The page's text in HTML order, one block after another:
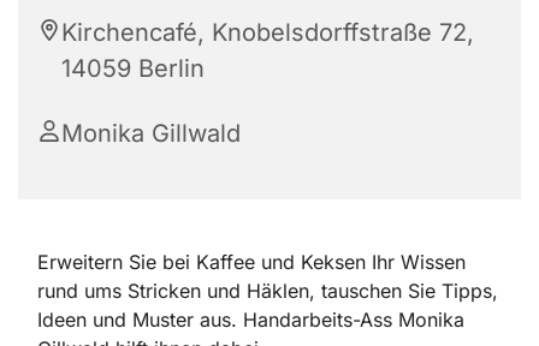
Kirchencafé, Knobelsdorffstraße 72,
14059 Berlin
Monika Gillwald
Erweitern Sie bei Kaffee und Keksen Ihr Wissen
rund ums Stricken und Häklen, tauschen Sie Tipps,
Ideen und Muster aus. Handarbeits-Ass Monika